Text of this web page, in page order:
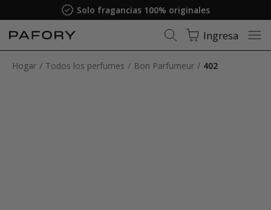
Solo fragancias 100% originales
Ingresa
Hogar Todos los perfumes Bon Parfumeur 402